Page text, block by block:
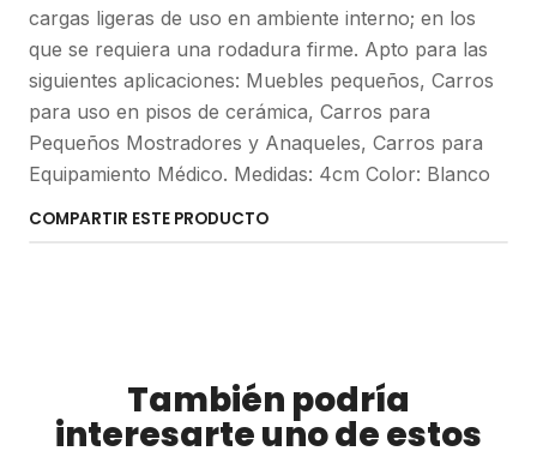
cargas ligeras de uso en ambiente interno; en los
que se requiera una rodadura firme. Apto para las
siguientes aplicaciones: Muebles pequeños, Carros
para uso en pisos de cerámica, Carros para
Pequeños Mostradores y Anaqueles, Carros para
Equipamiento Médico. Medidas: 4cm Color: Blanco
COMPARTIR ESTE PRODUCTO
También podría
interesarte uno de estos